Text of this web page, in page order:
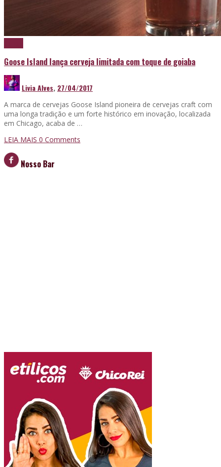
Goose Island lança cerveja limitada com toque de goiaba
Livia Alves, 27/04/2017
A marca de cervejas Goose Island pioneira de cervejas craft com
uma longa tradição e um forte histórico em inovação, localizada
em Chicago, acaba de …
LEIA MAIS 0 Comments
Nosso Bar